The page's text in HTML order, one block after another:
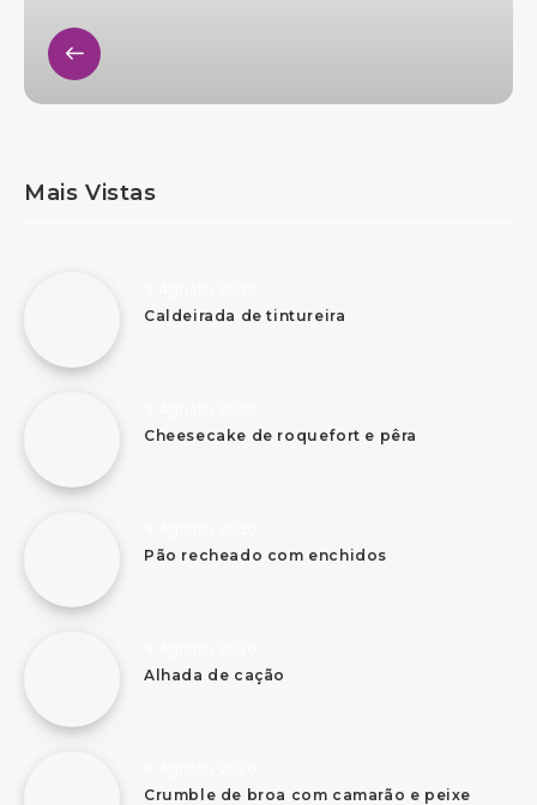
Mais Vistas
Caldeirada de tintureira
Cheesecake de roquefort e pêra
Pão recheado com enchidos
Alhada de cação
Crumble de broa com camarão e peixe